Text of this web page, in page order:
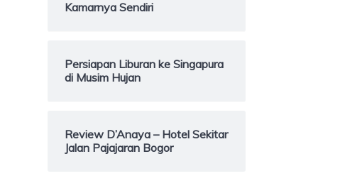
Kamarnya Sendiri
Persiapan Liburan ke Singapura
di Musim Hujan
Review D’Anaya – Hotel Sekitar
Jalan Pajajaran Bogor